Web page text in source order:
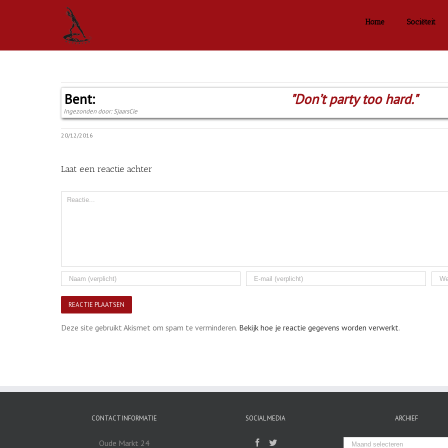
Home Sociëteit
Bent: "Don’t party too hard."
Ingezonden door: SjaarsCie
20/12/2016
Laat een reactie achter
Comment
Deze site gebruikt Akismet om spam te verminderen. Bekijk hoe je reactie gegevens worden verwerkt.
CONTACT INFORMATIE
Oude Markt 24
SOCIAL MEDIA ARCHIEF